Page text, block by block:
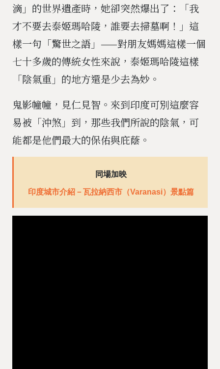
滴」的世界遺產時，她卻突然爆出了：「我
才不要去泰姬瑪哈陵，誰要去掃墓啊！」這
樣一句「驚世之語」——對朋友媽媽這樣一個
七十多歲的傳統女性來說，泰姬瑪哈陵這樣
「陰氣重」的地方還是少去為妙。
鬼影幢幢，見仁見智。來到印度可別這麼容
易被「沖煞」到，那些我們所說的陰氣，可
能都是他們最大的保佑與庇蔭。
同場加映
印度城市介紹－瓦拉納西市（Varanasi）景點篇